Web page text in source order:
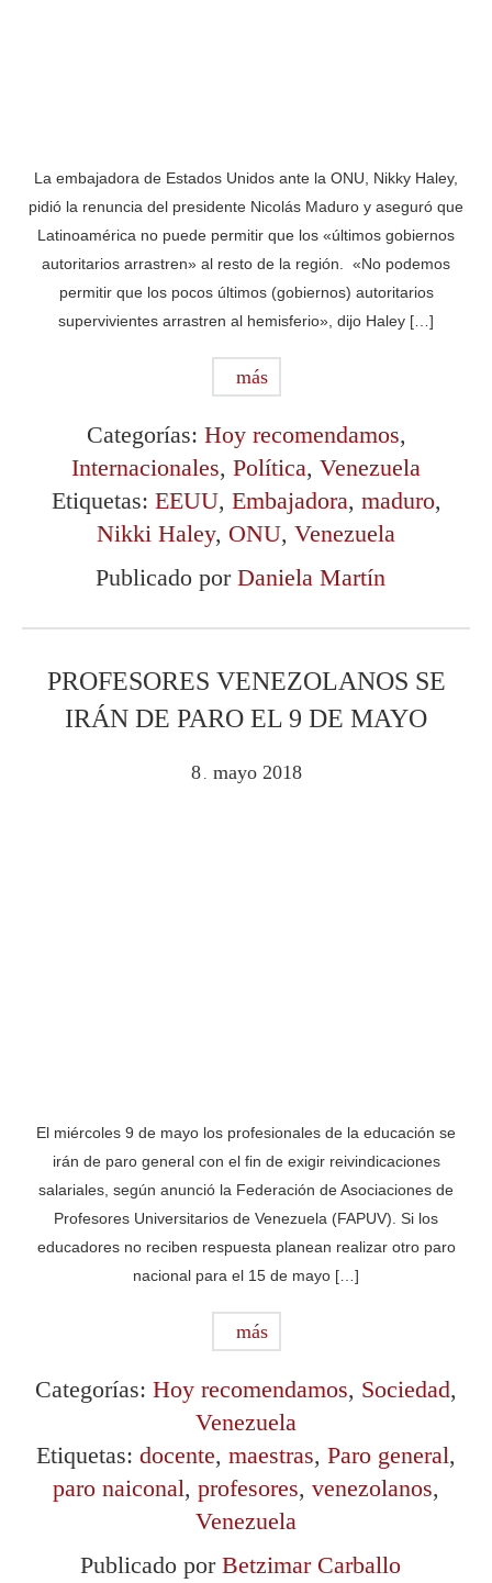
La embajadora de Estados Unidos ante la ONU, Nikky Haley,
pidió la renuncia del presidente Nicolás Maduro y aseguró que
Latinoamérica no puede permitir que los «últimos gobiernos
autoritarios arrastren» al resto de la región. «No podemos
permitir que los pocos últimos (gobiernos) autoritarios
supervivientes arrastren al hemisferio», dijo Haley […]
más
Categorías: Hoy recomendamos,
Internacionales, Política, Venezuela
Etiquetas: EEUU, Embajadora, maduro,
Nikki Haley, ONU, Venezuela
Publicado por Daniela Martín
PROFESORES VENEZOLANOS SE
IRÁN DE PARO EL 9 DE MAYO
8 mayo 2018
El miércoles 9 de mayo los profesionales de la educación se
irán de paro general con el fin de exigir reivindicaciones
salariales, según anunció la Federación de Asociaciones de
Profesores Universitarios de Venezuela (FAPUV). Si los
educadores no reciben respuesta planean realizar otro paro
nacional para el 15 de mayo […]
más
Categorías: Hoy recomendamos, Sociedad,
Venezuela
Etiquetas: docente, maestras, Paro general,
paro naiconal, profesores, venezolanos,
Venezuela
Publicado por Betzimar Carballo